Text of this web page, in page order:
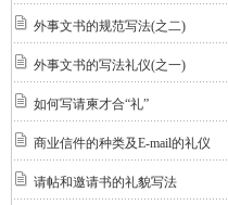
外事文书的规范写法(之二)
外事文书的写法礼仪(之一)
如何写请柬才合“礼”
商业信件的种类及E-mail的礼仪
请帖和邀请书的礼貌写法